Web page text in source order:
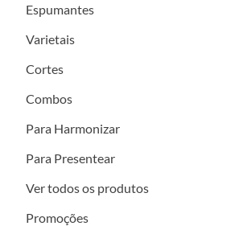
Espumantes
Varietais
Cortes
Combos
Para Harmonizar
Para Presentear
Ver todos os produtos
Promoções